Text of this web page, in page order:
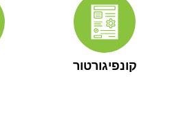
קונפיגורטור